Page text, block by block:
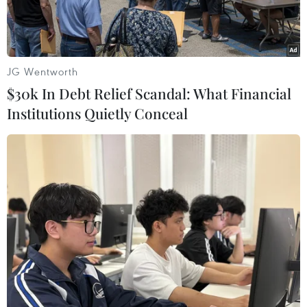
Bảng các chỉ số chứng khoán tại Sàn giao dịch chứng khoán
Các thị trường chứng khoán ở Mỹ và châu Âu
tiếp tục đi xuống trong phiên giao dịch 25/2,
trong bối cảnh dịch viêm đường hô hấp cấp
COVID-19 đang lan rộng và giới chức y tế cảnh
báo về nguy cơ xảy ra một đại dịch toàn cầu.
JG Wentworth
$30k In Debt Relief Scandal: What Financial
Institutions Quietly Conceal